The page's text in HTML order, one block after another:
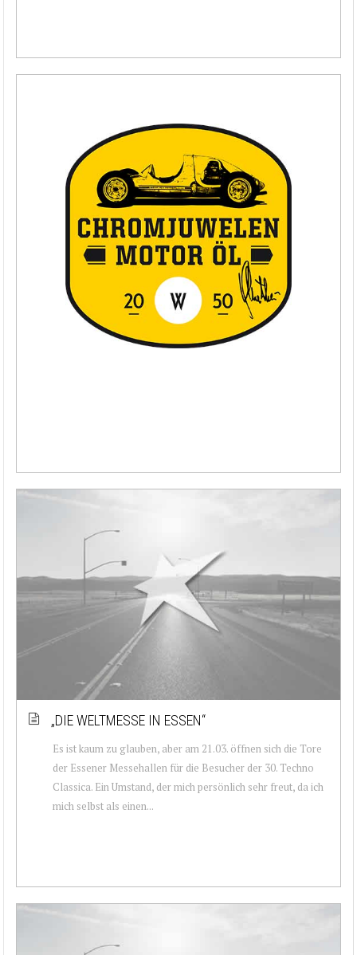
„DIE WELTMESSE IN ESSEN“
Es ist kaum zu glauben, aber am 21.03. öffnen sich die Tore
der Essener Messehallen für die Besucher der 30. Techno
Classica. Ein Umstand, der mich persönlich sehr freut, da ich
mich selbst als einen...